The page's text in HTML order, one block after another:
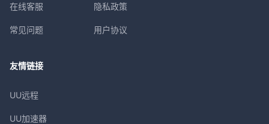
在线客服
常见问题
隐私政策
用户协议
友情链接
UU远程
UU加速器